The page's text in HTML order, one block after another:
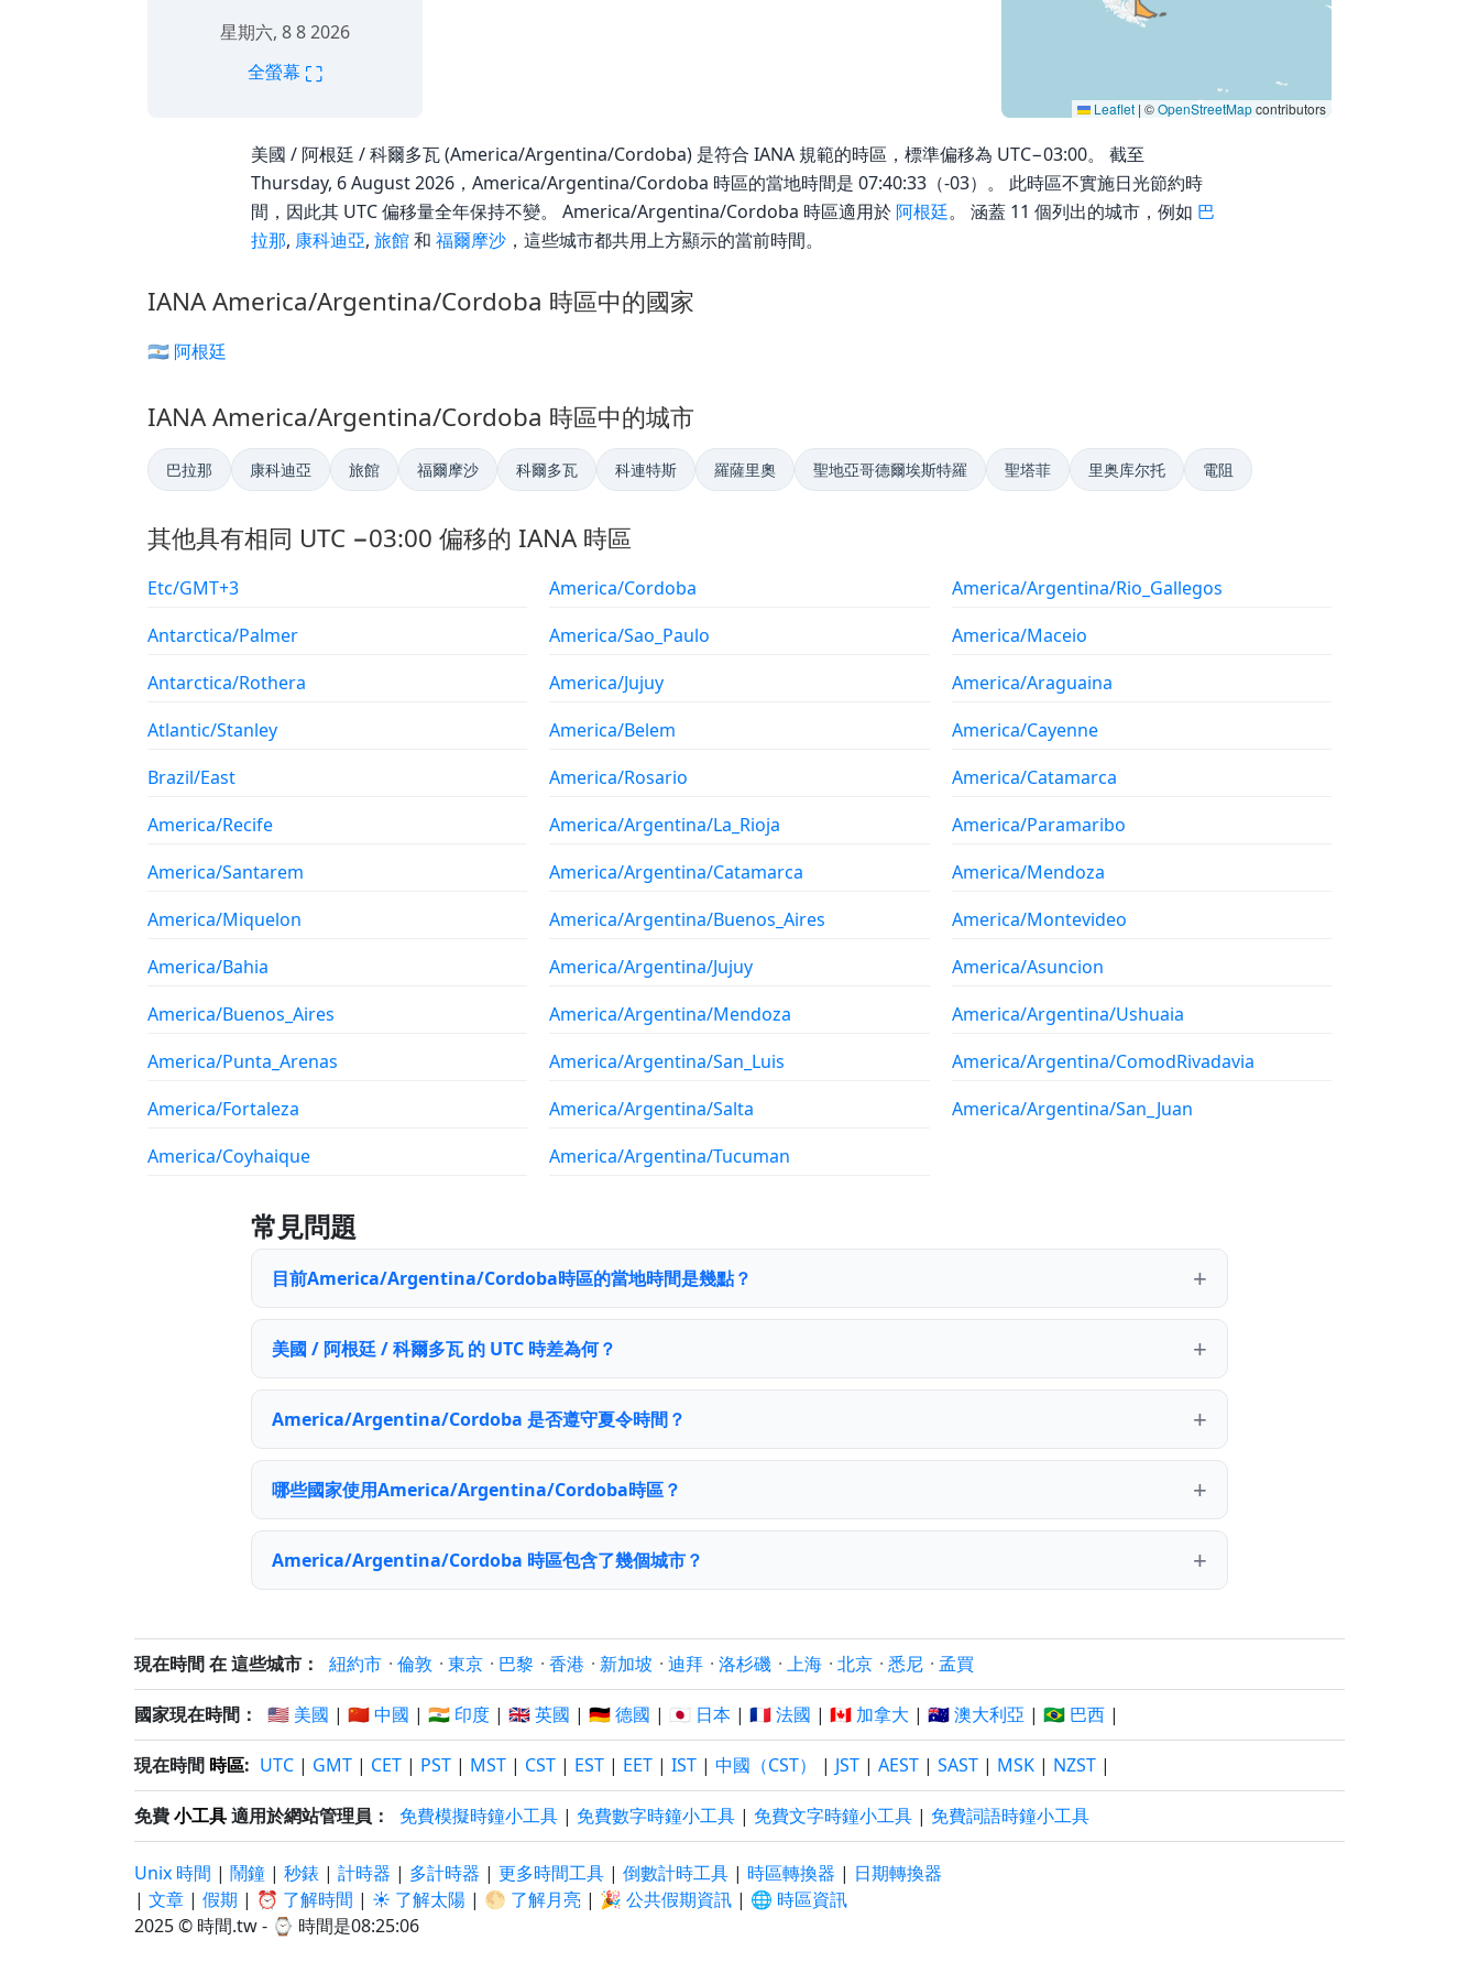
星期六, 8 8 2026
全螢幕 ⛶
Leaflet | ©OpenStreetMapcontributors
美國 / 阿根廷 / 科爾多瓦 (America/Argentina/Cordoba) 是符合 IANA 規範的時區，標準偏移為 UTC−03:00。 截至
Thursday, 6 August 2026，America/Argentina/Cordoba 時區的當地時間是 07:40:33（-03）。 此時區不實施日光節約時
間，因此其 UTC 偏移量全年保持不變。 America/Argentina/Cordoba 時區適用於 阿根廷。 涵蓋 11 個列出的城市，例如 巴
拉那, 康科迪亞, 旅館和 福爾摩沙 ，這些城市都共用上方顯示的當前時間。
IANA America/Argentina/Cordoba 時區中的國家
🇦🇷 阿根廷
IANA America/Argentina/Cordoba 時區中的城市
巴拉那 康科迪亞 旅館 福爾摩沙 科爾多瓦 科連特斯 羅薩里奧 聖地亞哥德爾埃斯特羅 聖塔菲 里奥库尔托 電阻
其他具有相同 UTC −03:00 偏移的 IANA 時區
Etc/GMT+3
Antarctica/Palmer
Antarctica/Rothera
Atlantic/Stanley
Brazil/East
America/Recife
America/Santarem
America/Miquelon
America/Bahia
America/Buenos_Aires
America/Punta_Arenas
America/Fortaleza
America/Coyhaique
America/Cordoba
America/Sao_Paulo
America/Jujuy
America/Belem
America/Rosario
America/Argentina/La_Rioja
America/Argentina/Catamarca
America/Argentina/Buenos_Aires
America/Argentina/Jujuy
America/Argentina/Mendoza
America/Argentina/San_Luis
America/Argentina/Salta
America/Argentina/Tucuman
America/Argentina/Rio_Gallegos
America/Maceio
America/Araguaina
America/Cayenne
America/Catamarca
America/Paramaribo
America/Mendoza
America/Montevideo
America/Asuncion
America/Argentina/Ushuaia
America/Argentina/ComodRivadavia
America/Argentina/San_Juan
常見問題
目前America/Argentina/Cordoba時區的當地時間是幾點？
美國 / 阿根廷 / 科爾多瓦 的 UTC 時差為何？
America/Argentina/Cordoba 是否遵守夏令時間？
哪些國家使用America/Argentina/Cordoba時區？
America/Argentina/Cordoba 時區包含了幾個城市？
現在時間 在 這些城市： 紐約市 · 倫敦 · 東京 · 巴黎 · 香港 · 新加坡 · 迪拜 · 洛杉磯 · 上海 · 北京 · 悉尼 · 孟買
國家現在時間： 🇺🇸 美國 | 🇨🇳 中國 | 🇮🇳 印度 | 🇬🇧 英國 | 🇩🇪 德國 | 🇯🇵 日本 | 🇫🇷 法國 | 🇨🇦 加拿大 | 🇦🇺 澳大利亞 | 🇧🇷 巴西 |
現在時間 時區: UTC | GMT | CET | PST | MST | CST | EST | EET | IST | 中國（CST） | JST | AEST | SAST | MSK | NZST |
免費小工具適用於網站管理員： 免費模擬時鐘小工具 | 免費數字時鐘小工具 | 免費文字時鐘小工具 | 免費詞語時鐘小工具
Unix 時間 | 鬧鐘 | 秒錶 | 計時器 | 多計時器 | 更多時間工具 | 倒數計時工具 | 時區轉換器 | 日期轉換器
| 文章 | 假期 | ⏰ 了解時間 | ☀️ 了解太陽 | 🌕 了解月亮 | 🎉 公共假期資訊 | 🌐 時區資訊
2025 © 時間.tw - ⌚ 時間是08:25:06